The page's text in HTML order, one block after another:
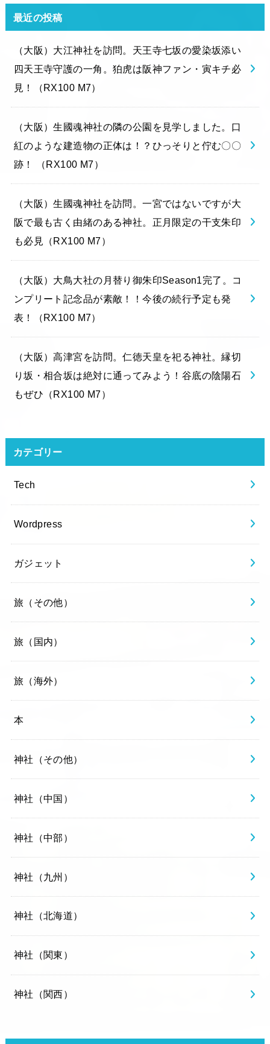
最近の投稿
（大阪）大江神社を訪問。天王寺七坂の愛染坂添い
四天王寺守護の一角。狛虎は阪神ファン・寅キチ必
見！（RX100 M7）
（大阪）生國魂神社の隣の公園を見学しました。口
紅のような建造物の正体は！？ひっそりと佇む〇〇
跡！ （RX100 M7）
（大阪）生國魂神社を訪問。一宮ではないですが大
阪で最も古く由緒のある神社。正月限定の干支朱印
も必見（RX100 M7）
（大阪）大鳥大社の月替り御朱印Season1完了。コ
ンプリート記念品が素敵！！今後の続行予定も発
表！（RX100 M7）
（大阪）高津宮を訪問。仁徳天皇を祀る神社。縁切
り坂・相合坂は絶対に通ってみよう！谷底の陰陽石
もぜひ（RX100 M7）
カテゴリー
Tech
Wordpress
ガジェット
旅（その他）
旅（国内）
旅（海外）
本
神社（その他）
神社（中国）
神社（中部）
神社（九州）
神社（北海道）
神社（関東）
神社（関西）